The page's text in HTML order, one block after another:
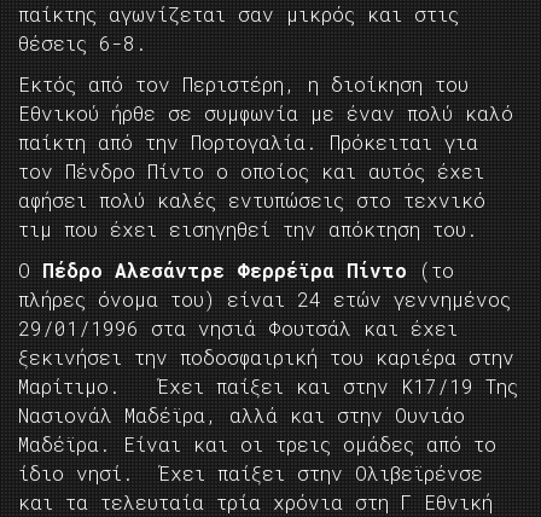
παίκτης αγωνίζεται σαν μικρός και στις
θέσεις 6-8.
Εκτός από τον Περιστέρη, η διοίκηση του
Εθνικού ήρθε σε συμφωνία με έναν πολύ καλό
παίκτη από την Πορτογαλία. Πρόκειται για
τον Πένδρο Πίντο ο οποίος και αυτός έχει
αφήσει πολύ καλές εντυπώσεις στο τεχνικό
τιμ που έχει εισηγηθεί την απόκτηση του.
Ο Πέδρο Αλεσάντρε Φερρέϊρα Πίντο (το
πλήρες όνομα του) είναι 24 ετών γεννημένος
29/01/1996 στα νησιά Φουτσάλ και έχει
ξεκινήσει την ποδοσφαιρική του καριέρα στην
Μαρίτιμο. Έχει παίξει και στην Κ17/19 Της
Νασιονάλ Μαδέϊρα, αλλά και στην Ουνιάο
Μαδέϊρα. Είναι και οι τρεις ομάδες από το
ίδιο νησί. Έχει παίξει στην Ολιβεϊρένσε
και τα τελευταία τρία χρόνια στη Γ Εθνική